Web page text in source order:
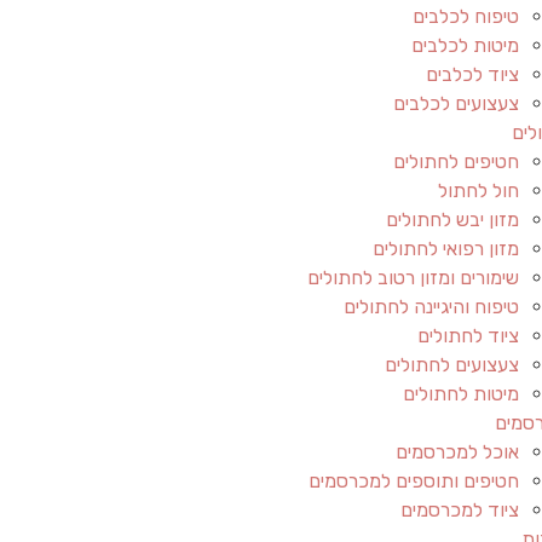
טיפוח לכלבים
מיטות לכלבים
ציוד לכלבים
צעצועים לכלבים
חטיפים לחתולים
חול לחתול
מזון יבש לחתולים
מזון רפואי לחתולים
שימורים ומזון רטוב לחתולים
טיפוח והיגיינה לחתולים
ציוד לחתולים
צעצועים לחתולים
מיטות לחתולים
אוכל למכרסמים
חטיפים ותוספים למכרסמים
ציוד למכרסמים